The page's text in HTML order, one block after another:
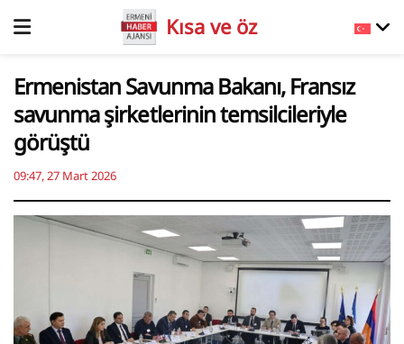
Kısa ve öz
Ermenistan Savunma Bakanı, Fransız
savunma şirketlerinin temsilcileriyle
görüştü
09:47, 27 Mart 2026